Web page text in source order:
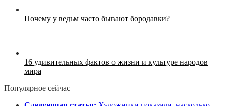
Почему у ведьм часто бывают бородавки?
16 удивительных фактов о жизни и культуре народов
мира
Популярное сейчас